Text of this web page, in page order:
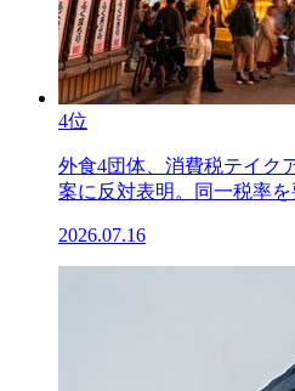
4位
外食4団体、消費税テイク
案に反対表明。同一税率を
2026.07.16